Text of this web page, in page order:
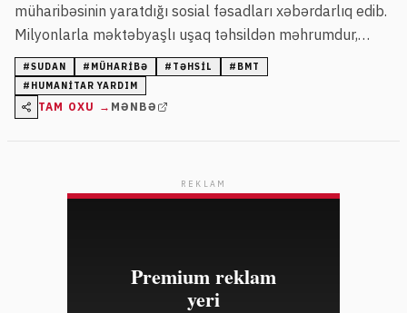
müharibəsinin yaratdığı sosial fəsadları xəbərdarlıq edib.
Milyonlarla məktəbyaşlı uşaq təhsildən məhrumdur,
münaqişə qadınlar və uşaqlara mənfi təsir göstərir.
#SUDAN # MÜHARIBƏ # TƏHSIL # BMT
# HUMANITAR YARDIM
TAM OXU → MƏNBƏ
REKLAM